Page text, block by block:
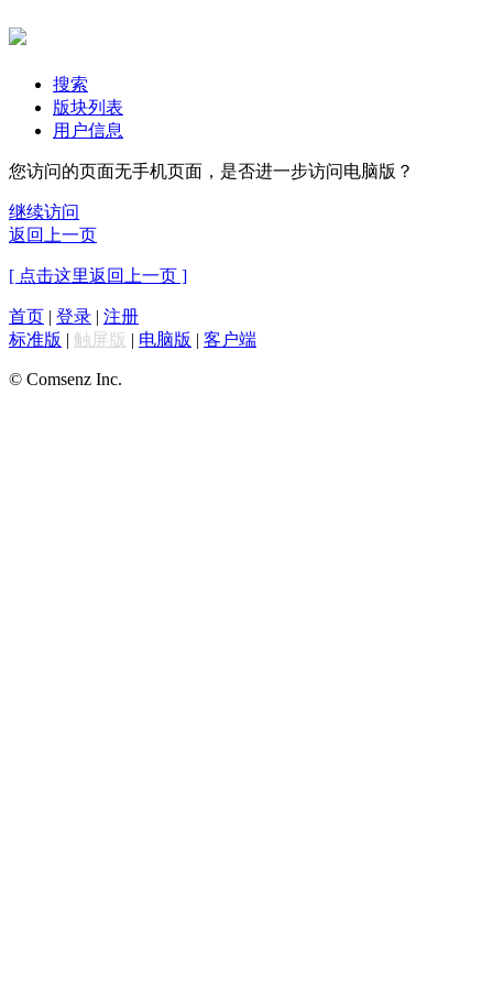
搜索
版块列表
用户信息
您访问的页面无手机页面，是否进一步访问电脑版？
继续访问
返回上一页
[ 点击这里返回上一页 ]
首页 | 登录 | 注册
标准版 | 触屏版 | 电脑版 | 客户端
© Comsenz Inc.